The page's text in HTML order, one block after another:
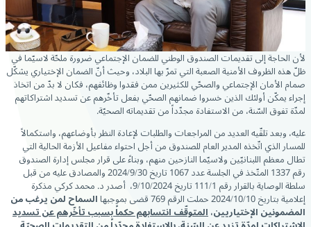
لأن الحاجة إلى تقديمات الصندوق الوطني للضمان الإجتماعي ضرورة ملحّة لاسيّما في
ظلّ هذه الظروف الأمنية الصعبة التي تمرّ بها البلاد، وحيث أنّ الضمان الإختياري يشكّل
صمام الأمان الإجتماعي والصحّي للكثيرين ممن فقدوا وظائفهم، فكان لا بدّ من اتخاذ
إجراء يمكّن أولئك الذين خسروا ضمانهم الصحّي بفعل تأخّرهم عن تسديد اشتراكاتهم
لمدّة تفوق السّنة، من الاستفادة مجدّداً من تقديماته الصحيّة.
عليه، وبعد تلقّيه العديد من المراجعات والطلبات لإعادة النظر بأوضاعهم، واستكمالاً
للمسار الذي اتّخذه المدير العام للصندوق من أجل احتواء مفاعيل الأزمة الحالية التي
تطال معظم اللبنانيّين ولاسيّما النازحين منهم، وبناءً على قرار مجلس إدارة الصندوق
رقم 1337 المتّخذ في الجلسة عدد 1067 تاريخ 2024/9/30 والمصادق عليه من قبل
سلطة الوصاية بالقرار رقم 111/1 تاریخ 9/10/2024، أصدر د. محمد كركي مذكرة
إعلامية بتاريخ 2024/10/10 حملت الرقم 769 قضى بموجبها السماح لمن يرغب من
المضمونين الإختياريين،المتوقّف انتسابهم حكماً بسبب تأخّرهم عن تسديد